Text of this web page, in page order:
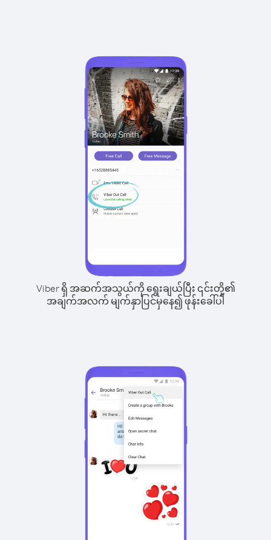
Viber ရှိ အဆက်အသွယ်ကို ရွေးချယ်ပြီး ၎င်းတို့၏
အချက်အလက် မျက်နှာပြင်မှနေ၍ ဖုန်းခေါ်ပါ